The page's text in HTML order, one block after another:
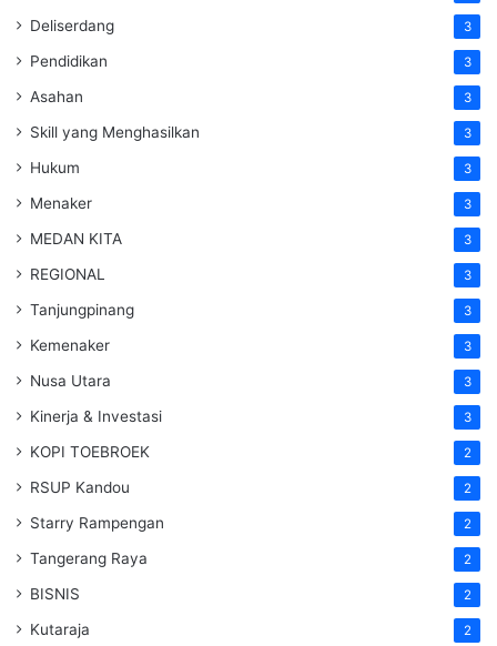
Deliserdang 3
Pendidikan 3
Asahan 3
Skill yang Menghasilkan 3
Hukum 3
Menaker 3
MEDAN KITA 3
REGIONAL 3
Tanjungpinang 3
Kemenaker 3
Nusa Utara 3
Kinerja & Investasi 3
KOPI TOEBROEK 2
RSUP Kandou 2
Starry Rampengan 2
Tangerang Raya 2
BISNIS 2
Kutaraja 2